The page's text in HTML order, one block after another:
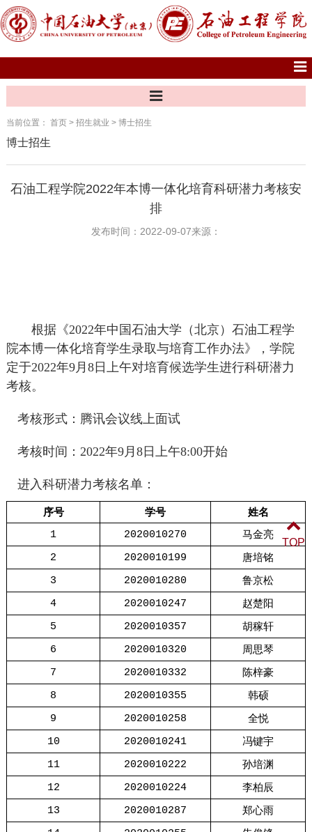
当前位置： 首页> 招生就业 > 博士招生
博士招生
石油工程学院2022年本博一体化培育科研潜力考核安
排
发布时间：2022-09-07来源：
根据《2022年中国石油大学（北京）石油工程学
院本博一体化培育学生录取与培育工作办法》，学院
定于2022年9月8日上午对培育候选学生进行科研潜力
考核。
考核形式：腾讯会议线上面试
考核时间：2022年9月8日上午8:00开始
进入科研潜力考核名单：
序号 学号
姓名
1
2020010270
马金亮
2
2020010199
唐培铭
3
2020010280
鲁京松
4
2020010247
赵楚阳
5
2020010357
胡稼轩
6
2020010320
周思琴
7
2020010332
陈梓豪
8
2020010355
韩硕
9
2020010258
全悦
10
2020010241
冯键宇
11
2020010222
孙培渊
12
2020010224
李柏辰
13
2020010287
郑心雨
TOP